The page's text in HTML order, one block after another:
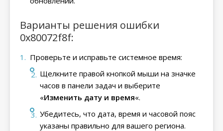
Варианты решения ошибки
0x80072f8f:
Проверьте и исправьте системное время:
Щелкните правой кнопкой мыши на значке
часов в панели задач и выберите
«Изменить дату и время«.
Убедитесь, что дата, время и часовой пояс
указаны правильно для вашего региона.